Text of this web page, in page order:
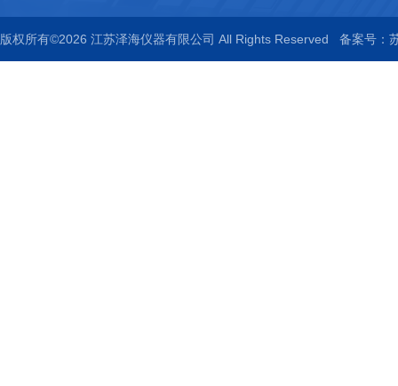
版权所有©2026 江苏泽海仪器有限公司 All Rights Reserved 备案号：